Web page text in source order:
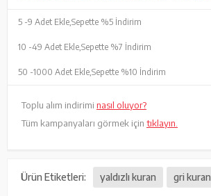
5 -9 Adet Ekle, Sepette %5 İndirim
10 -49 Adet Ekle, Sepette %7 İndirim
50 -1000 Adet Ekle, Sepette %10 İndirim
Toplu alım indirimi nasıl oluyor?
Tüm kampanyaları görmek için tıklayın.
Ürün Etiketleri: yaldızlı kuran gri kuran